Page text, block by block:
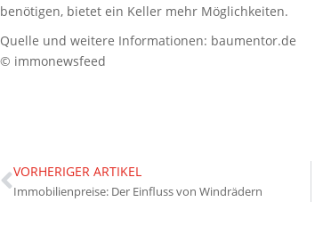
benötigen, bietet ein Keller mehr Möglichkeiten.
Quelle und weitere Informationen: baumentor.de
© immonewsfeed
VORHERIGER ARTIKEL
Immobilienpreise: Der Einfluss von Windrädern